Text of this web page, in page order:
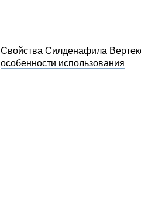
Свойства Силденафила Вертекс и
особенности использования